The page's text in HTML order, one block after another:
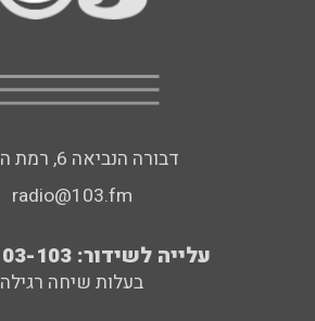
דבורה הנביאה 6, רמת השרון
radio@103.fm
עלייה לשידור: 0552-103-103
בעלות שיחה רגילה